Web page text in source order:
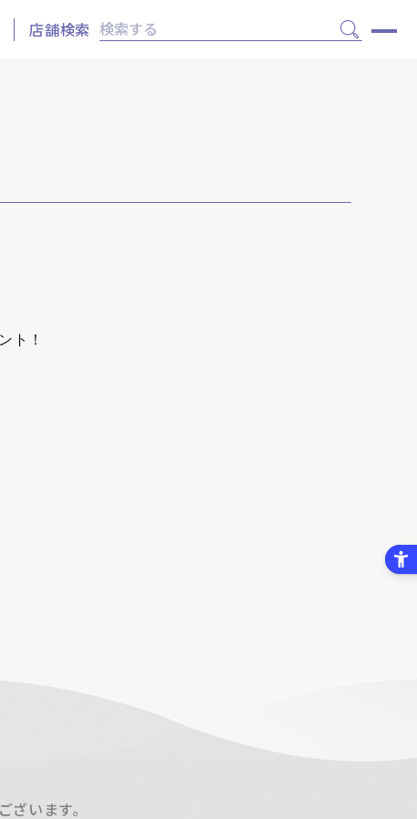
店舗検索
ト！
います。